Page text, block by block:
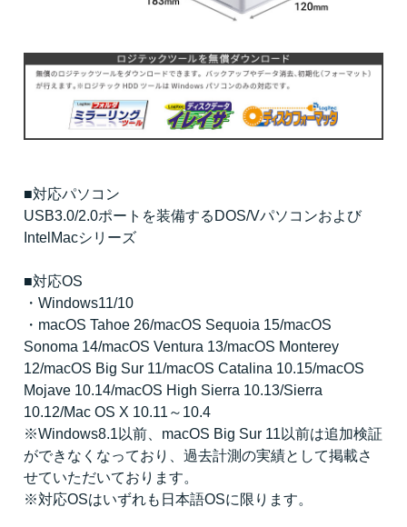
■対応パソコン
USB3.0/2.0ポートを装備するDOS/Vパソコンおよび
IntelMacシリーズ
■対応OS
・Windows11/10
・macOS Tahoe 26/macOS Sequoia 15/macOS
Sonoma 14/macOS Ventura 13/macOS Monterey
12/macOS Big Sur 11/macOS Catalina 10.15/macOS
Mojave 10.14/macOS High Sierra 10.13/Sierra
10.12/Mac OS X 10.11～10.4
※Windows8.1以前、macOS Big Sur 11以前は追加検証
ができなくなっており、過去計測の実績として掲載さ
せていただいております。
※対応OSはいずれも日本語OSに限ります。